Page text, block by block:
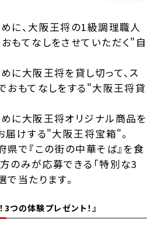
に、大阪王将の1級調理職人
もてなしをさせていただく"自
に大阪王将を貸し切って、ス
おもてなしをする"大阪王将貸
に大阪王将オリジナル商品を
届けする"大阪王将宝箱"。
で『この街の中華そば』を食
のみが応募できる「特別な3
で当たります。
3つの体験プレゼント！』